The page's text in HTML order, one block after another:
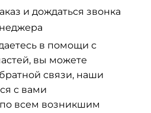
и дождаться звонка
в помощи с
вы можете
связи, наши
с вами
всем возникшим